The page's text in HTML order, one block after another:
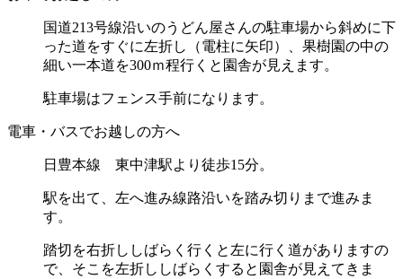
国道213号線沿いのうどん屋さんの駐車場から斜めに下
った道をすぐに左折し（電柱に矢印）、 果樹園の中の
細い一本道を300ｍ程行くと園舎が見えます。
駐車場はフェンス手前になります。
電車・バスでお越しの方へ
日豊本線 東中津駅より徒歩15分。
駅を出て、左へ進み線路沿いを踏み切りまで進みま
す。
踏切を右折ししばらく行くと左に行く道がありますの
で、 そこを左折ししばらくすると園舎が見えてきま